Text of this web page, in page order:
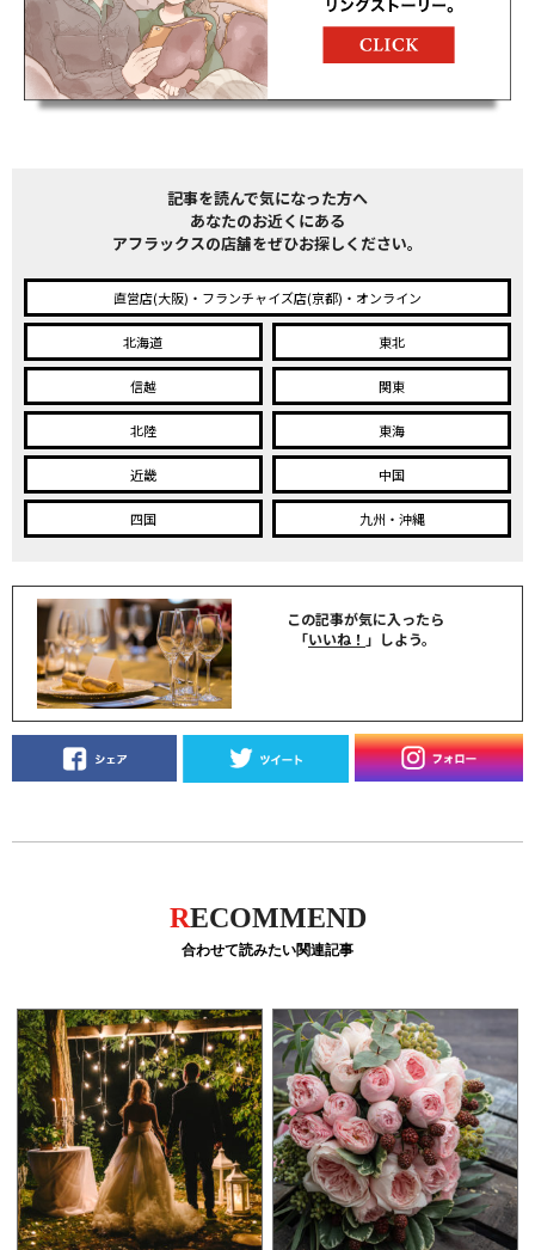
記事を読んで気になった方へ
あなたのお近くにある
アフラックスの店舗をぜひお探しください。
直営店(大阪)・フランチャイズ店(京都)・オンライン
北海道 東北
信越 関東
北陸 東海
近畿 中国
四国 九州・沖縄
この記事が気に入ったら
「いいね！ 」しよう。
RECOMMEND
合わせて読みたい関連記事